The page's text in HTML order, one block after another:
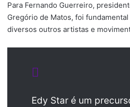
Para Fernando Guerreiro,
Gregório de Matos, foi
diversos outros artistas e
Edy Star é um